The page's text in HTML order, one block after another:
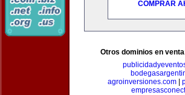
COMPRAR
Otros dominios en
agroinversiones.com